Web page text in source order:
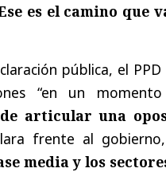
es el camino que
pública, el
“en un
articular una
frente al gobierno,
media y los